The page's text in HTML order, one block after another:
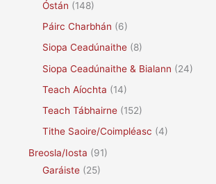
Óstán (148)
Páirc Charbhán (6)
Siopa Ceadúnaithe (8)
Siopa Ceadúnaithe & Bialann (24)
Teach Aíochta (14)
Teach Tábhairne (152)
Tithe Saoire/Coimpléasc (4)
Breosla/Iosta (91)
Garáiste (25)